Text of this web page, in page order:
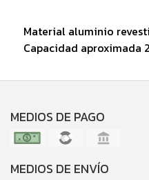
Material aluminio
Capacidad aproximada
MEDIOS DE PAGO
MEDIOS DE ENVÍO